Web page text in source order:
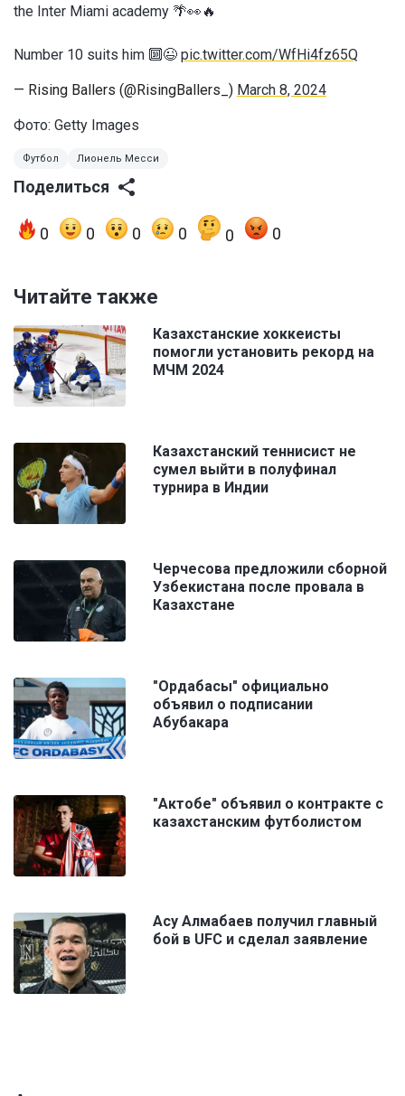
the Inter Miami academy 🌴👀🔥
Number 10 suits him 🔟😉 pic.twitter.com/WfHi4fz65Q
— Rising Ballers (@RisingBallers_) March 8, 2024
Фото: Getty Images
Футбол Лионель Месси
Поделиться
0 0 0 0 0 0
Читайте также
Казахстанские хоккеисты
помогли установить рекорд на
МЧМ 2024
Казахстанский теннисист не
сумел выйти в полуфинал
турнира в Индии
Черчесова предложили сборной
Узбекистана после провала в
Казахстане
"Ордабасы" официально
объявил о подписании
Абубакара
"Актобе" объявил о контракте с
казахстанским футболистом
Асу Алмабаев получил главный
бой в UFC и сделал заявление